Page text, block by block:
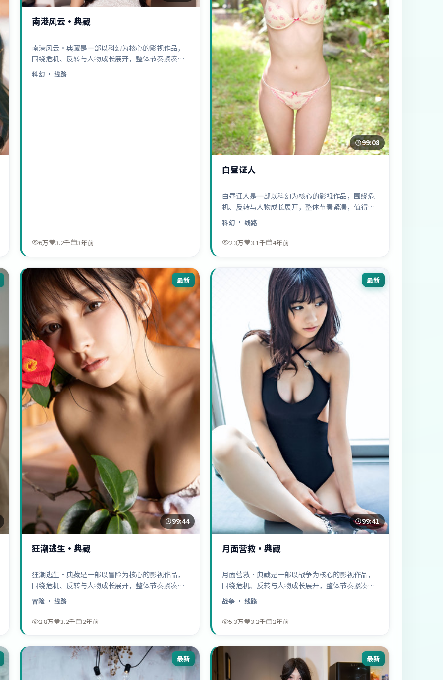
南港风云·典藏
南港风云·典藏是一部以科幻为核心的影视作品，
围绕危机、反转与人物成长展开，整体节奏紧凑，
值得推荐观看。
科幻 · 线路
6万 3.2千 3年前
99:08
白昼证人
白昼证人是一部以科幻为核心的影视作品，围绕危
机、反转与人物成长展开，整体节奏紧凑，值得推
荐观看。
科幻· 线路
2.3万 3.1千 4年前
最新
99:44
狂潮逃生·典藏
狂潮逃生·典藏是一部以冒险为核心的影视作品，
围绕危机、反转与人物成长展开，整体节奏紧凑，
值得推荐观看。
冒险 · 线路
2.8万 3.2千 2年前
最新
99:41
月面营救·典藏
月面营救·典藏是一部以战争为核心的影视作品，
围绕危机、反转与人物成长展开，整体节奏紧凑，
值得推荐观看。
战争· 线路
5.3万 3.2千 2年前
最新 最新